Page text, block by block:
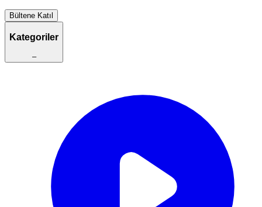
Bültene Katıl
Kategoriler
–